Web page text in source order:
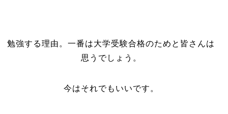
勉強する理由。一番は大学受験合格のためと皆さんは
思うでしょう。
今はそれでもいいです。